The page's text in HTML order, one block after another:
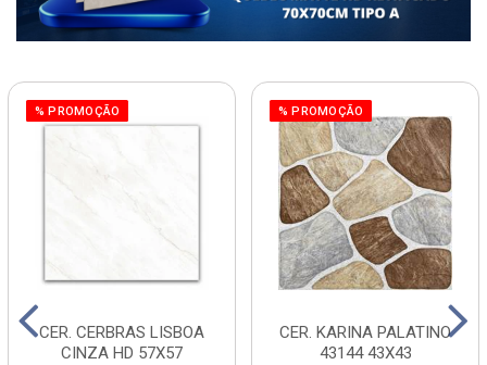
% PROMOÇÃO
CER. CERBRAS LISBOA
CINZA HD 57X57
% PROMOÇÃO
CER. KARINA PALATINO
43144 43X43